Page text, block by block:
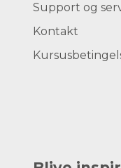
Support og
Kontakt